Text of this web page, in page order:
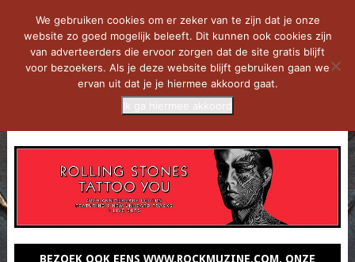
BEZOEK OOK EENS WWW.ROCKMUZINE.COM, ONZE
We gebruiken cookies om er zeker van te zijn dat je onze
website zo goed mogelijk beleeft. Dit kunnen ook cookies zijn
van adverteerders die ervoor zorgen dat de site gratis blijft
voor bezoekers. Als je deze website blijft gebruiken gaan we
ervan uit dat je je hiermee akkoord gaat.
Ik ga hiermee akkoord